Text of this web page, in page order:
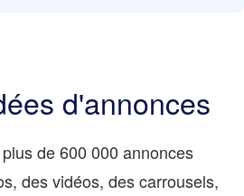
d'annonces
de 600 000 annonces
des vidéos, des carrousels,